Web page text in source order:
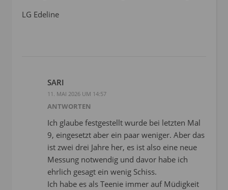
LG Edeline
SARI
11. MAI 2026 UM 14:57
ANTWORTEN
Ich glaube festgestellt wurde bei letzten Mal
9, eingesetzt aber ein paar weniger. Aber das
ist zwei drei Jahre her, es ist also eine neue
Messung notwendig und davor habe ich
ehrlich gesagt ein wenig Schiss.
Ich habe es als Teenie immer auf Müdigkeit